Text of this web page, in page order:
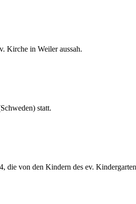
Kirche in Weiler aussah.
statt.
von den Kindern des ev.